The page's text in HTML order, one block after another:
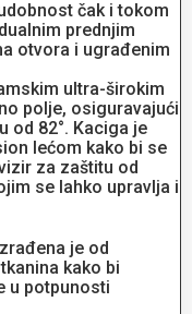
čak i tokom
prednjim
otvora i ugrađenim
ultra-širokim
polje, osiguravajući
od 82°. Kaciga je
lećom kako bi se
za zaštitu od
se lahko upravlja i
je od
kako bi
u potpunosti